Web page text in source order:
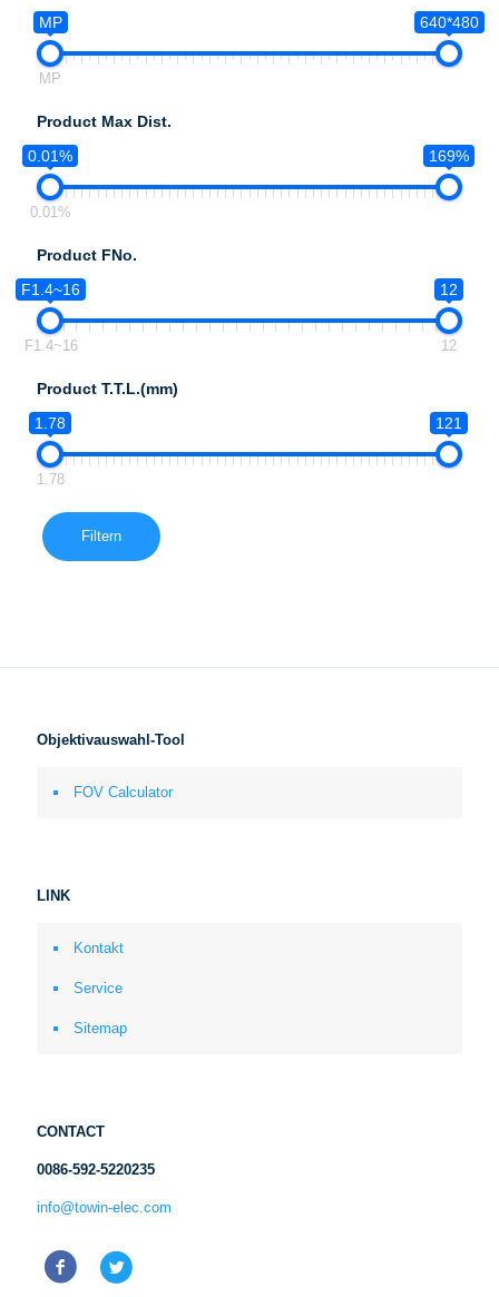
MP
640*480
MP
Product Max Dist.
0.01%
169%
0.01%
Product FNo.
F1.4~16
12
F1.4~16 12
Product T.T.L.(mm)
1.78
121
1.78
Filtern
Objektivauswahl-Tool
FOV Calculator
LINK
Kontakt
Service
Sitemap
CONTACT
0086-592-5220235
info@towin-elec.com